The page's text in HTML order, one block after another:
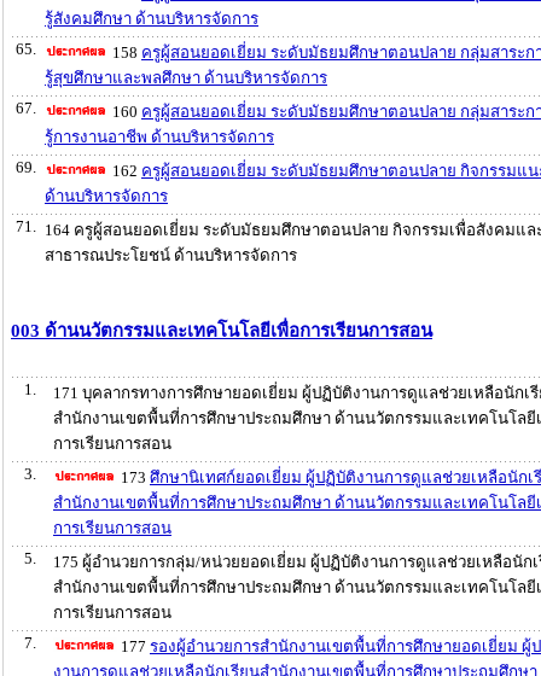
รู้สังคมศึกษา ด้านบริหารจัดการ
65.
158 ครูผู้สอนยอดเยี่ยม ระดับมัธยมศึกษาตอนปลาย กลุ่มสาระก
รู้สุขศึกษาและพลศึกษา ด้านบริหารจัดการ
67.
160 ครูผู้สอนยอดเยี่ยม ระดับมัธยมศึกษาตอนปลาย กลุ่มสาระก
รู้การงานอาชีพ ด้านบริหารจัดการ
69.
162 ครูผู้สอนยอดเยี่ยม ระดับมัธยมศึกษาตอนปลาย กิจกรรมแ
ด้านบริหารจัดการ
71.
164 ครูผู้สอนยอดเยี่ยม ระดับมัธยมศึกษาตอนปลาย กิจกรรมเพื่อสังคมแล
สาธารณประโยชน์ ด้านบริหารจัดการ
003 ด้านนวัตกรรมและเทคโนโลยีเพื่อการเรียนการสอน
1.
171 บุคลากรทางการศึกษายอดเยี่ยม ผู้ปฏิบัติงานการดูแลช่วยเหลือนักเ
สำนักงานเขตพื้นที่การศึกษาประถมศึกษา ด้านนวัตกรรมและเทคโนโลยี
การเรียนการสอน
3.
173 ศึกษานิเทศก์ยอดเยี่ยม ผู้ปฏิบัติงานการดูแลช่วยเหลือนักเ
สำนักงานเขตพื้นที่การศึกษาประถมศึกษา ด้านนวัตกรรมและเทคโนโลยี
การเรียนการสอน
5.
175 ผู้อำนวยการกลุ่ม/หน่วยยอดเยี่ยม ผู้ปฏิบัติงานการดูแลช่วยเหลือนัก
สำนักงานเขตพื้นที่การศึกษาประถมศึกษา ด้านนวัตกรรมและเทคโนโลยี
การเรียนการสอน
7.
177 รองผู้อำนวยการสำนักงานเขตพื้นที่การศึกษายอดเยี่ยม ผู้
งานการดูแลช่วยเหลือนักเรียนสำนักงานเขตพื้นที่การศึกษาประถมศึกษ